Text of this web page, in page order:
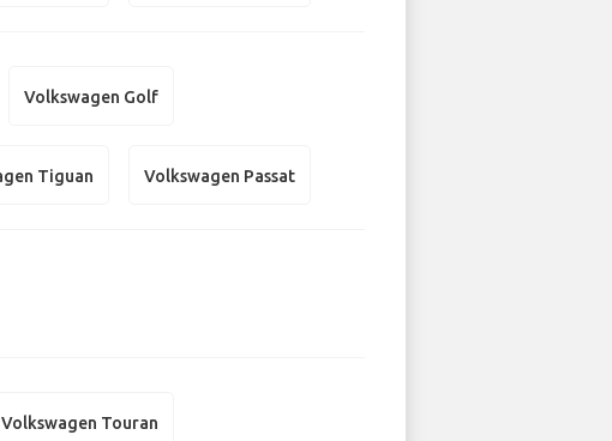
Volkswagen Golf
Tiguan Volkswagen Passat
Volkswagen Touran